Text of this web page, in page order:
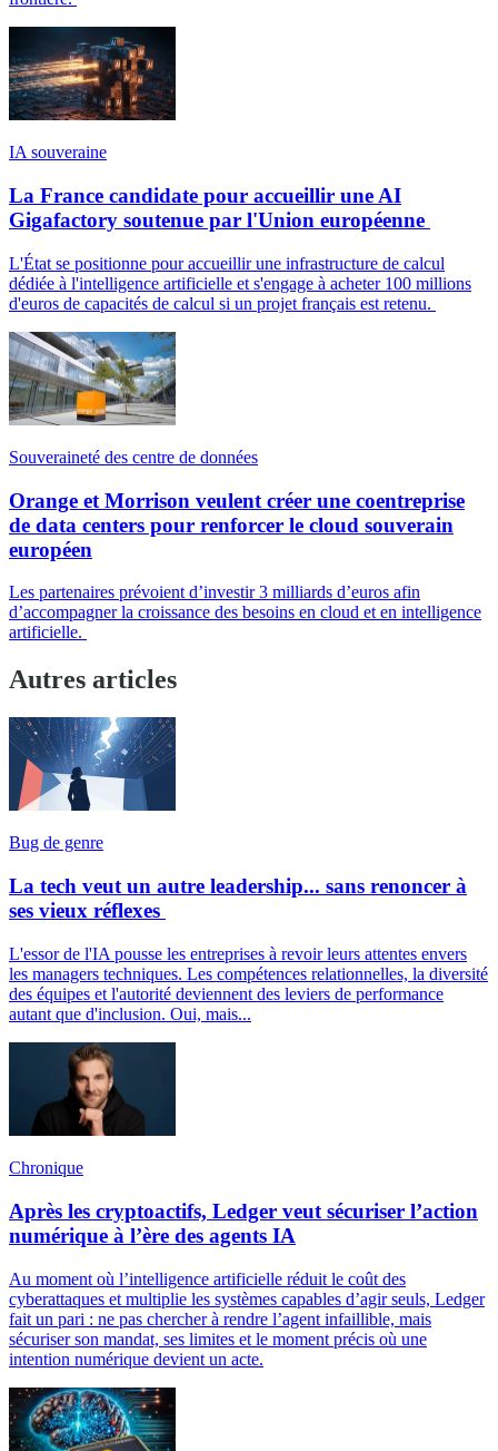
IA souveraine
La France candidate pour accueillir une AI
Gigafactory soutenue par l'Union européenne
L'État se positionne pour accueillir une infrastructure de calcul
dédiée à l'intelligence artificielle et s'engage à acheter 100 millions
d'euros de capacités de calcul si un projet français est retenu.
Souveraineté des centre de données
Orange et Morrison veulent créer une coentreprise
de data centers pour renforcer le cloud souverain
européen
Les partenaires prévoient d’investir 3 milliards d’euros afin
d’accompagner la croissance des besoins en cloud et en intelligence
artificielle.
Autres articles
Bug de genre
La tech veut un autre leadership... sans renoncer à
ses vieux réflexes
L'essor de l'IA pousse les entreprises à revoir leurs attentes envers
les managers techniques. Les compétences relationnelles, la diversité
des équipes et l'autorité deviennent des leviers de performance
autant que d'inclusion. Oui, mais...
Chronique
Après les cryptoactifs, Ledger veut sécuriser l’action
numérique à l’ère des agents IA
Au moment où l’intelligence artificielle réduit le coût des
cyberattaques et multiplie les systèmes capables d’agir seuls, Ledger
fait un pari : ne pas chercher à rendre l’agent infaillible, mais
sécuriser son mandat, ses limites et le moment précis où une
intention numérique devient un acte.